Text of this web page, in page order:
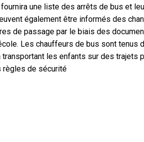
fournira une liste des arrêts de bus et
également être informés des
de passage par le biais des
Les chauffeurs de bus sont tenus
les enfants sur des trajets
règles de sécurité